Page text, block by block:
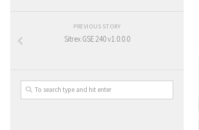
PREVIOUS STORY
Sitrex GSE 240 v1.0.0.0